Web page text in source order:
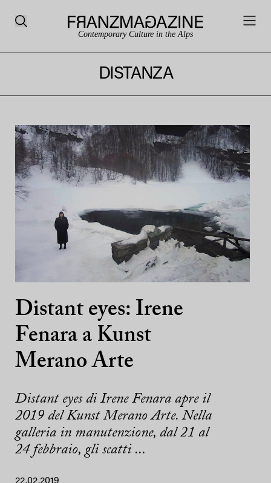
Contemporary Culture in the Alps
DISTANZA
Distant eyes: Irene
Fenara a Kunst
Merano Arte
Distant eyes di Irene Fenara apre il
2019 del Kunst Merano Arte. Nella
galleria in manutenzione, dal 21 al
24 febbraio, gli scatti ...